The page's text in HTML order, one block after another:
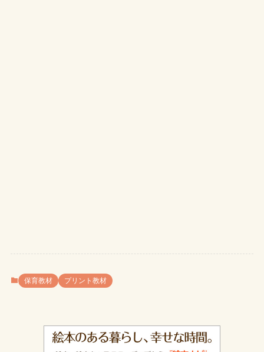
保育教材 プリント教材